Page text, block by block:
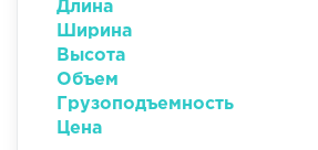
Длина
Ширина
Высота
Объем
Грузоподъемность
Цена